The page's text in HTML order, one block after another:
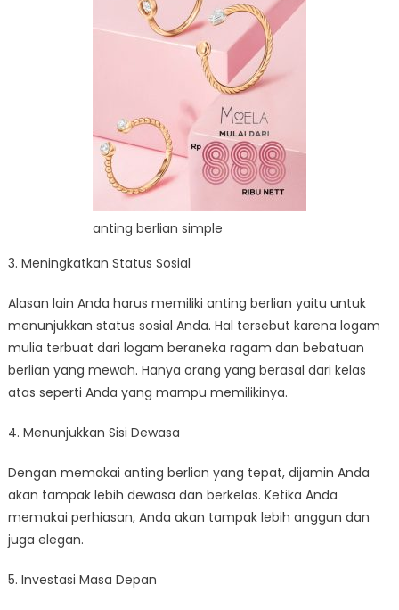
anting berlian simple
3. Meningkatkan Status Sosial
Alasan lain Anda harus memiliki anting berlian yaitu untuk
menunjukkan status sosial Anda. Hal tersebut karena logam
mulia terbuat dari logam beraneka ragam dan bebatuan
berlian yang mewah. Hanya orang yang berasal dari kelas
atas seperti Anda yang mampu memilikinya.
4. Menunjukkan Sisi Dewasa
Dengan memakai anting berlian yang tepat, dijamin Anda
akan tampak lebih dewasa dan berkelas. Ketika Anda
memakai perhiasan, Anda akan tampak lebih anggun dan
juga elegan.
5. Investasi Masa Depan